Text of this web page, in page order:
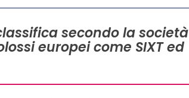
secondo la società
europei come SIXT ed